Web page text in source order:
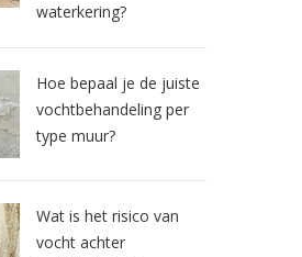
waterkering?
Hoe bepaal je de juiste
vochtbehandeling per
type muur?
Wat is het risico van
vocht achter